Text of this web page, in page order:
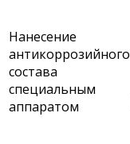
Нанесение
антикоррозийного
состава
специальным
аппаратом